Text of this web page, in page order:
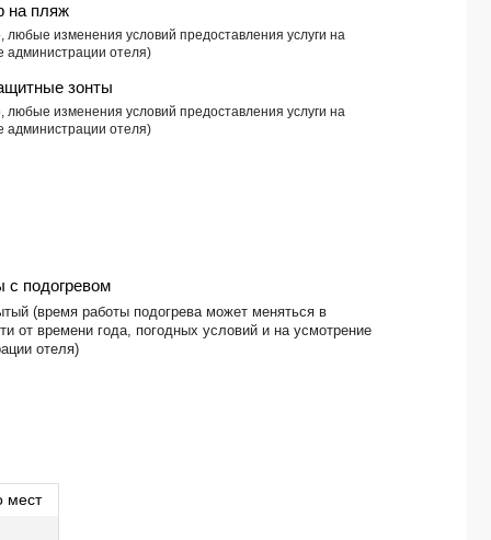
LE PACHA RESORT 4*
XPERIENCE KIROSEIZ PARKLAND 5*
SUNRISE ALMA BAY RESORT 4*
AMPHORAS BEACH 5*
BARCELO TIRAN SHARM 4*
SHARM PLAZA 4*
TAMRA BEACH RESORT 4*
DOMINA CORAL BAY HAREM DELUXE 5*
на пляж
любые изменения условий предоставления услуги на
администрации отеля)
зонты
любые изменения условий предоставления услуги на
администрации отеля)
с подогревом
(время работы подогрева может меняться в
от времени года, погодных условий и на усмотрение
отеля)
мест